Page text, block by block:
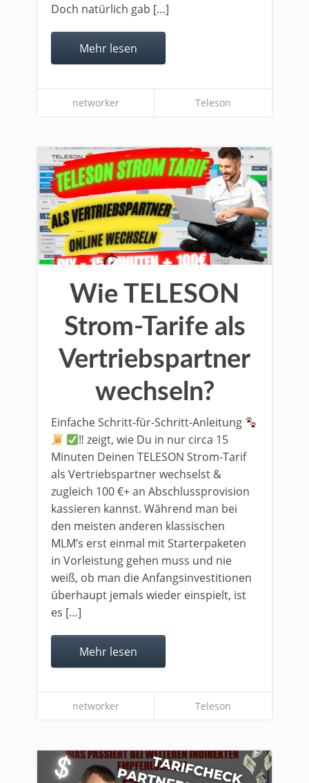
Doch natürlich gab […]
Mehr lesen
networker Teleson
Wie TELESON
Strom-Tarife als
Vertriebspartner
wechseln?
Einfache Schritt-für-Schritt-Anleitung
‼ zeigt, wie Du in nur circa 15
Minuten Deinen TELESON Strom-Tarif
als Vertriebspartner wechselst &
zugleich 100 €+ an Abschlussprovision
kassieren kannst. Während man bei
den meisten anderen klassischen
MLM’s erst einmal mit Starterpaketen
in Vorleistung gehen muss und nie
weiß, ob man die Anfangsinvestitionen
überhaupt jemals wieder einspielt, ist
es […]
Mehr lesen
networker Teleson